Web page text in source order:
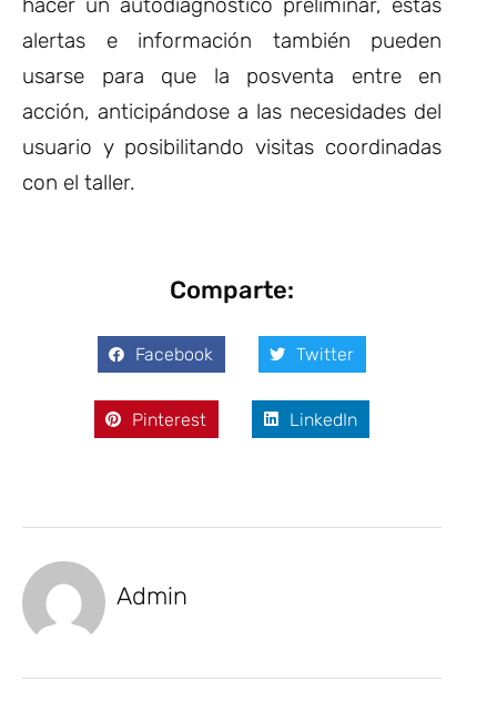
alertas e información también pueden
usarse para que la posventa entre en
acción, anticipándose a las necesidades del
usuario y posibilitando visitas coordinadas
con el taller.
Comparte:
Facebook Twitter
Pinterest LinkedIn
Admin